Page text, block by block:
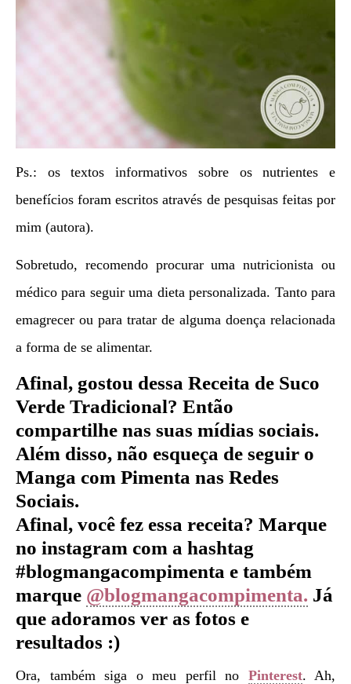
Ps.: os textos informativos sobre os nutrientes e
benefícios foram escritos através de pesquisas feitas por
mim (autora).
Sobretudo, recomendo procurar uma nutricionista ou
médico para seguir uma dieta personalizada. Tanto para
emagrecer ou para tratar de alguma doença relacionada
a forma de se alimentar.
Afinal, gostou dessa Receita de Suco
Verde Tradicional? Então
compartilhe nas suas mídias sociais.
Além disso, não esqueça de seguir o
Manga com Pimenta nas Redes
Sociais.
Afinal, você fez essa receita? Marque
no instagram com a hashtag
#blogmangacompimenta e também
marque @blogmangacompimenta. Já
que adoramos ver as fotos e
resultados :)
Ora, também siga o meu perfil no Pinterest. Ah,